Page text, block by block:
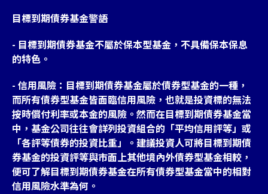
目標到期債券基金警語
- 目標到期債券基金不屬於保本型基金，不具備保本保息
的特色。
- 信用風險：目標到期債券基金屬於債券型基金的一種，
而所有債券型基金皆面臨信用風險，也就是投資標的無法
按時償付利率或本金的風險。然而在目標到期債券基金當
中，基金公司往往會詳列投資組合的「平均信用評等」或
「各評等債券的投資比重」。建議投資人可將目標到期債
券基金的投資評等與市面上其他境內外債券型基金相較，
便可了解目標到期債券基金在所有債券型基金當中的相對
信用風險水準為何。